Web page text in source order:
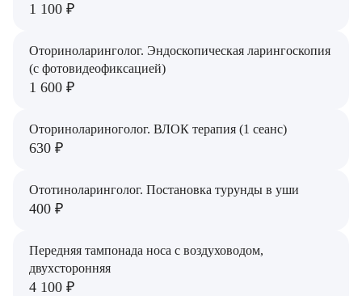
1 100 ₽
Оториноларинголог. Эндоскопическая ларингоскопия
(с фотовидеофиксацией)
1 600 ₽
Оторинолариноголог. ВЛОК терапия (1 сеанс)
630 ₽
Ототиноларинголог. Постановка турунды в уши
400 ₽
Передняя тампонада носа с воздуховодом,
двухсторонняя
4 100 ₽
Байрамов Рустем Линафович
Батяева Екатерина Анатольевна
Билер Янина Ариановна
Я даю согласие на
Я даю согласие наобработку персональных данных